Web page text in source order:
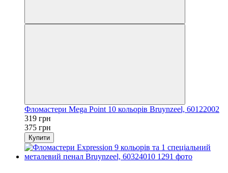
Фломастери Mega Point 10 кольорів Bruynzeel, 60122002
319 грн
375 грн
Купити